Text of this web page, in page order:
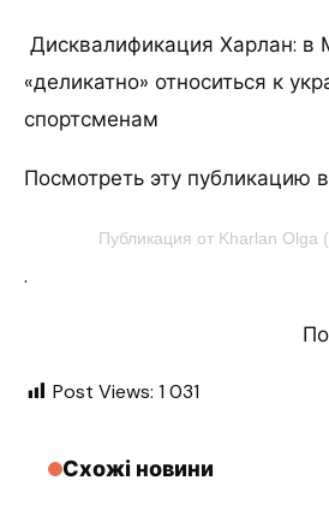
Дисквалификация Харлан: в
«деликатно» относиться к
спортсменам
Посмотреть эту публикацию
Публикация от Kharlan Olga
.
Post Views: 1 031
Схожі новини